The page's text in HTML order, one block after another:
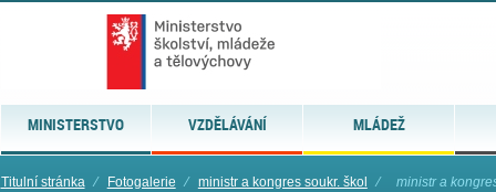
MINISTERSTVO VZDĚLÁVÁNÍ MLÁDEŽ
Titulní stránka ⁄ Fotogalerie ⁄ ministr a kongres soukr. škol ⁄ ministr a